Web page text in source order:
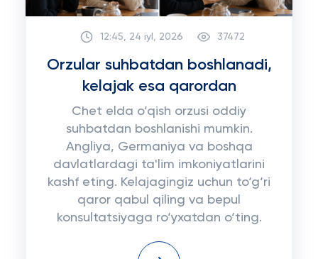
12:45, 24 iyl, 2026 37472
Orzular suhbatdan boshlanadi,
kelajak esa qarordan
Chet elda o‘qish orzusi oddiy
suhbatdan boshlanishi mumkin.
Angliya, Germaniya va boshqa
davlatlardagi ta'lim imkoniyatlarini
kashf eting. Kelajagingiz uchun to‘g‘ri
qaror qabul qiling va bepul
konsultatsiyaga ro‘yxatdan o‘ting.